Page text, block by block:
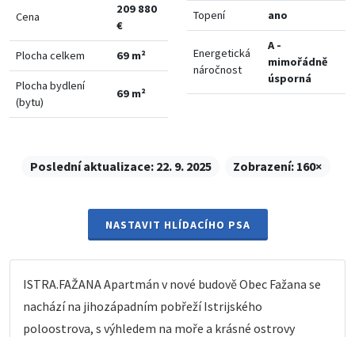
Cena
209 880
€
Plocha celkem 69 m²
Plocha bydlení
(bytu)
69 m²
Topení ano
Energetická
náročnost
A -
mimořádně
úsporná
Poslední aktualizace: 22. 9. 2025 Zobrazení: 160×
NASTAVIT HLÍDACÍHO PSA
ISTRA.FAŽANA Apartmán v nové budově Obec Fažana se
nachází na jihozápadním pobřeží Istrijského
poloostrova, s výhledem na moře a krásné ostrovy